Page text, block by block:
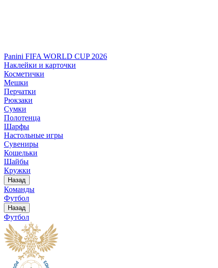
Panini FIFA WORLD CUP 2026
Наклейки и карточки
Косметички
Мешки
Перчатки
Рюкзаки
Сумки
Полотенца
Шарфы
Настольные игры
Сувениры
Кошельки
Шайбы
Кружки
Назад
Команды
Футбол
Назад
Футбол